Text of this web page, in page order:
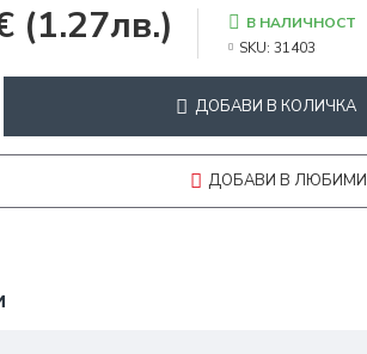
(1.27лв.)
В НАЛИЧНОСТ
SKU: 31403
ДОБАВИ В КОЛИЧКА
ДОБАВИ В ЛЮБИМИ